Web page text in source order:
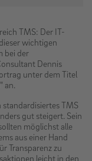
TMS: Der IT-
wichtigen
bei der
Dennis
unter dem Titel
an.
standardisiertes TMS
gut steigert. Sein
möglichst alle
aus einer Hand
Transparenz zu
leicht in den